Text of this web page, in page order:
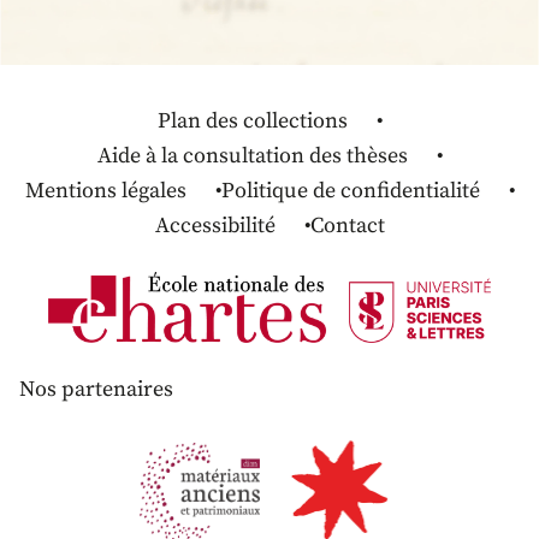
Plan des collections
Aide à la consultation des thèses
Mentions légales
Politique de confidentialité
Accessibilité
Contact
Nos partenaires